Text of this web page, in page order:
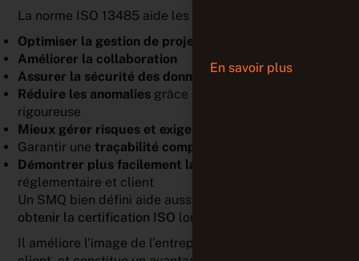
La norme ISO 13485 aide les équipes à :
Optimiser la gestion de projet logiciel
Améliorer la collaboration
Assurer la sécurité des données
Réduire les anomalies grâce à une gestion de tests
rigoureuse
Mieux gérer risques et exigences
Garantir unetraçabilité complète
Démontrer plus facilement la conformité
réglementaire et client
Un SMQ bien défini aide aussi à
obtenir la certification ISO lorsque nécessaire.
Il améliore l’image de l’entreprise, la satisfaction
En savoir plus